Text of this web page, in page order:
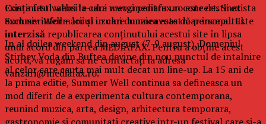
Conținutul website-ului www.mediafax.ro este destinat
exclusiv informării și uzului dumneavoastră personal. Este
interzisă republicarea conținutului acestui site în lipsa
unui acord din partea MEDIAFAX. Pentru a obține acest
acord, vă rugăm să ne contactați la adresa
vanzari@mediafax.ro.
Exista festivaluri la care mergi pentru un concert. Si exista
Summer Well – locul in care muzica este doar inceputul.
In al doilea weekend din august (7-9 august), Domeniul
Stirbey Voda din Buftea devine din nou punctul de intalnire
al celor care cauta mai mult decat un line-up. La 15 ani de
la prima editie, Summer Well continua sa defineasca un
mod diferit de a experimenta cultura contemporana,
reunind muzica, arta, design, arhitectura temporara,
gastronomie si comunitati creative intr-un festival care si-a